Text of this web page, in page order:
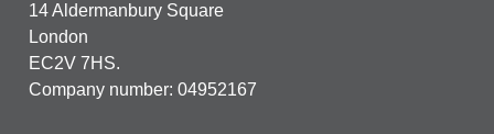
14 Aldermanbury Square
London
EC2V 7HS.
Company number: 04952167